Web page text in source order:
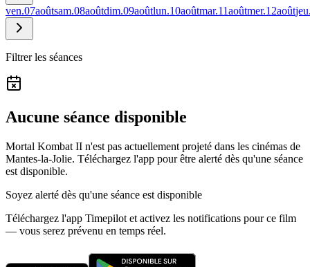
ven.07aoûtsam.08aoûtdim.09aoûtlun.10aoûtmar.11aoûtmer.12août
Filtrer les séances
Aucune séance disponible
Mortal Kombat II n'est pas actuellement projeté dans les cinémas de
Mantes-la-Jolie. Téléchargez l'app pour être alerté dès qu'une séance
est disponible.
Soyez alerté dès qu'une séance est disponible
Téléchargez l'app Timepilot et activez les notifications pour ce film
— vous serez prévenu en temps réel.